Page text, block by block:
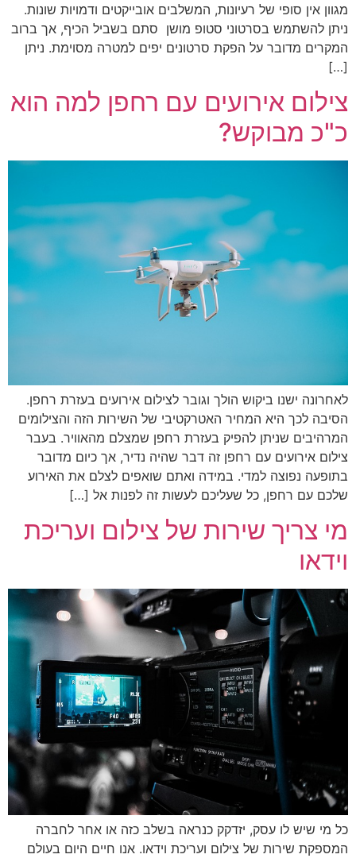
מגוון אין סופי של רעיונות, המשלבים אובייקטים ודמויות שונות.
ניתן להשתמש בסרטוני סטופ מושן סתם בשביל הכיף, אך ברוב
המקרים מדובר על הפקת סרטונים יפים למטרה מסוימת. ניתן
[…]
צילום אירועים עם רחפן למה הוא
כ"כ מבוקש?
לאחרונה ישנו ביקוש הולך וגובר לצילום אירועים בעזרת רחפן.
הסיבה לכך היא המחיר האטרקטיבי של השירות הזה והצילומים
המרהיבים שניתן להפיק בעזרת רחפן שמצלם מהאוויר. בעבר
צילום אירועים עם רחפן זה דבר שהיה נדיר, אך כיום מדובר
בתופעה נפוצה למדי. במידה ואתם שואפים לצלם את האירוע
שלכם עם רחפן, כל שעליכם לעשות זה לפנות אל […]
מי צריך שירות של צילום ועריכת
וידאו
כל מי שיש לו עסק, יזדקק כנראה בשלב כזה או אחר לחברה
המספקת שירות של צילום ועריכת וידאו. אנו חיים היום בעולם